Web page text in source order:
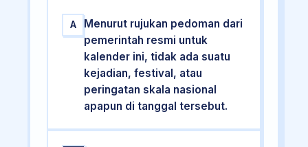
A
Menurut rujukan pedoman dari
pemerintah resmi untuk
kalender ini, tidak ada suatu
kejadian, festival, atau
peringatan skala nasional
apapun di tanggal tersebut.